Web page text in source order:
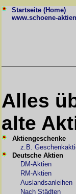
Startseite (Home)
www.schoene-
Alles
alte
Aktiengeschenke
z.B.
Deutsche Aktien
DM-Aktien
RM-Aktien
Auslandsanleihen
Nach Städten